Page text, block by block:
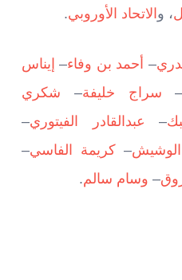
، والاتحاد الأوروبي.
– أحمد بن وفاء– إيناس
– سراج خليفة– شكري
– عبدالقادر الفيتوري–
الوشيش– كريمة الفاسي–
– وسام سالم.